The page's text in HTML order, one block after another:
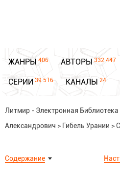
ЖАНРЫ 406 АВТОРЫ 332 447
СЕРИИ 39 516 КАНАЛЫ 24
Литмир - Электронная Библиотека
Александрович > Гибель Урании >
Содержание